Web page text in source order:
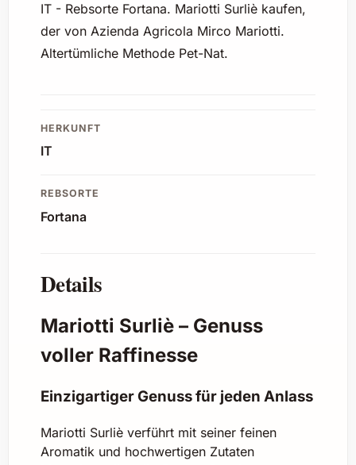
IT - Rebsorte Fortana. Mariotti Surliè kaufen,
der von Azienda Agricola Mirco Mariotti.
Altertümliche Methode Pet-Nat.
HERKUNFT
IT
REBSORTE
Fortana
Details
Mariotti Surliè – Genuss
voller Raffinesse
Einzigartiger Genuss für jeden Anlass
Mariotti Surliè verführt mit seiner feinen
Aromatik und hochwertigen Zutaten